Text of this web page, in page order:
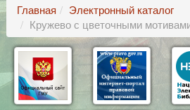
Главная
Электронный каталог
Кружево с цветочными